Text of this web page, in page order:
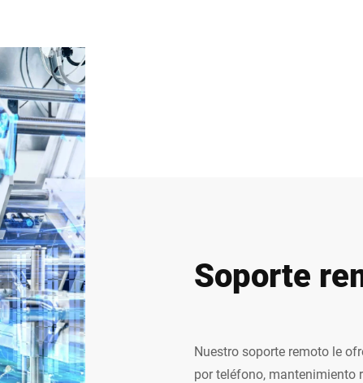
Soporte
Nuestro soporte remoto le
por teléfono, mantenimiento